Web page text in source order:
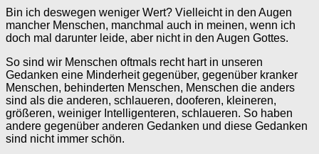
Bin ich deswegen weniger Wert? Vielleicht in den Augen
mancher Menschen, manchmal auch in meinen, wenn ich
doch mal darunter leide, aber nicht in den Augen Gottes.
So sind wir Menschen oftmals recht hart in unseren
Gedanken eine Minderheit gegenüber, gegenüber kranker
Menschen, behinderten Menschen, Menschen die anders
sind als die anderen, schlaueren, dooferen, kleineren,
größeren, weiniger Intelligenteren, schlaueren. So haben
andere gegenüber anderen Gedanken und diese Gedanken
sind nicht immer schön.